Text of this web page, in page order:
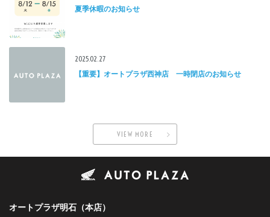
夏季休暇のお知らせ
2025.02.27
【重要】オートプラザ西神店 一時閉店のお知らせ
VIEW MORE
オートプラザ明石（本店）